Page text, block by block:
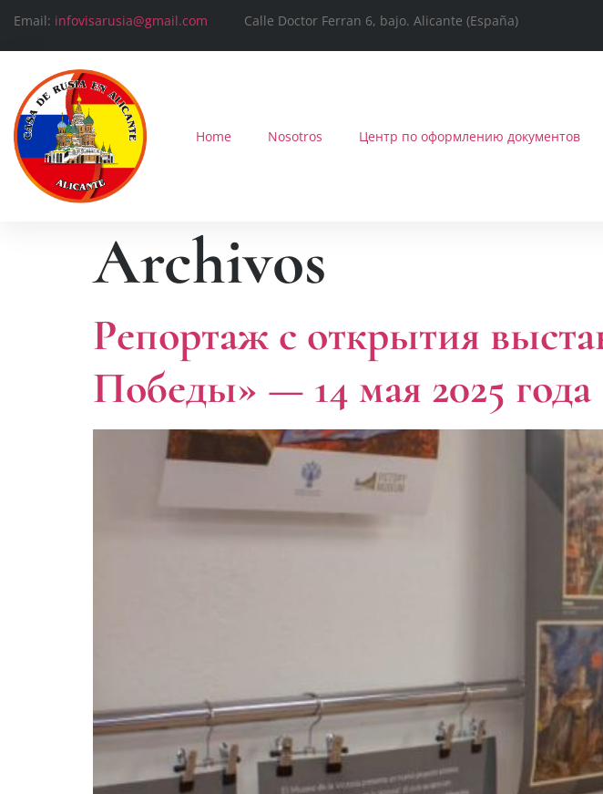
Email: infovisarusia@gmail.com Calle Doctor Ferran 6, bajo. Alicante (España)
Home Nosotros Центр по оформлению документов
Archivos
Репортаж с открытия
Победы» — 14 мая 2025 года